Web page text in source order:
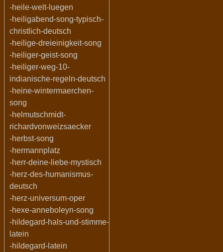
-heile-welt-luegen
-heiligabend-song-typisch-
christlich-deutsch
-heilige-dreieinigkeit-song
-heiliger-geist-song
-heiliger-weg-10-
indianische-regeln-deutsch
-heine-wintermaerchen-
song
-helmutschmidt-
richardvonweizsaecker
-herbst-song
-hermannplatz
-herr-deine-liebe-mystisch
-herz-des-humanismus-
deutsch
-herz-universum-oper
-hexe-anneboleyn-song
-hildegard-hals-und-stimme-
latein
-hildegard-latein